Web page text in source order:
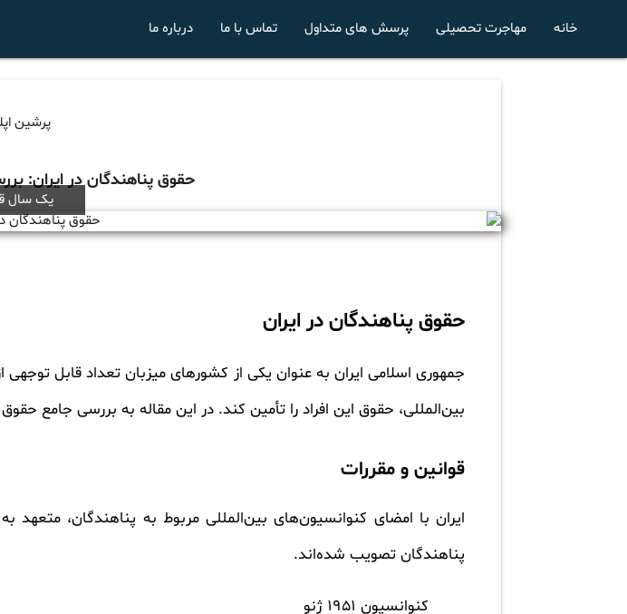
خانه مهاجرت تحصیلی پرسش های متداول تماس با ما درباره ما
پرشین
حقوق پناهندگان در ایران:
یک سال
حقوق پناهندگان در ایران
جمهوری اسلامی ایران به عنوان یکی از کشورهای میزبان تعداد قابل
بین‌المللی، حقوق این افراد را تأمین کند. در این مقاله به بررسی جامع حقوق
قوانین و مقررات
ایران با امضای کنوانسیون‌های بین‌المللی مربوط به پناهندگان،
پناهندگان تصویب شده‌اند.
کنوانسیون 1951 ژنو